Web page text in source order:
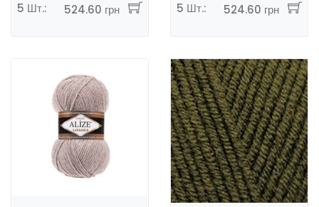
5 Шт.:
524.60 грн
5 Шт.:
524.60 грн